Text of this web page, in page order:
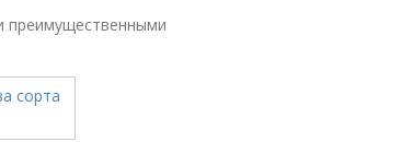
преимущественными